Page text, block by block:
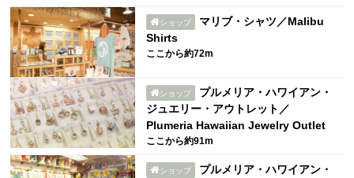
ショップ
マリブ・シャツ／Malibu
Shirts
ここから約72m
ショップ
プルメリア・ハワイアン・
ジュエリー・アウトレット／
Plumeria Hawaiian Jewelry Outlet
ここから約91m
ショップ
プルメリア・ハワイアン・